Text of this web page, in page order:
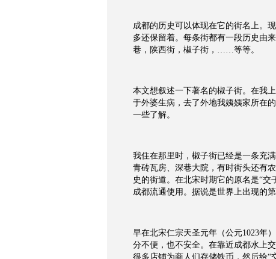
成都的历史可以体现在它的街名上。
多还保留着。每条街都有一段历史由
巷，陕西街，椒子街，……等等。
本文想叙述一下著名的椒子街。在我
于外婆生病，去了外地我姨姨家所在
一些了解。
我住在那里时，椒子街已经是一条充
青砖瓦房、深巷大院，有时街头还有
史的街道。在北宋时期它的原名是“交
成都流通使用。据说是世界上出现的
早在北宋仁宗天圣元年（公元1023年
分不便，也不安全。在靠近成都水上
很多店铺为商人们存储铁币，然后给“